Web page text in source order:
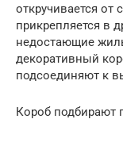
откручивается от
прикрепляется в
недостающие
декоративный
подсоединяют к
Короб подбирают